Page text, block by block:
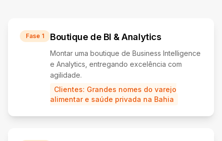
Fase 1 Boutique de BI & Analytics
Montar uma boutique de Business Intelligence
e Analytics, entregando excelência com
agilidade.
Clientes: Grandes nomes do varejo
alimentar e saúde privada na Bahia